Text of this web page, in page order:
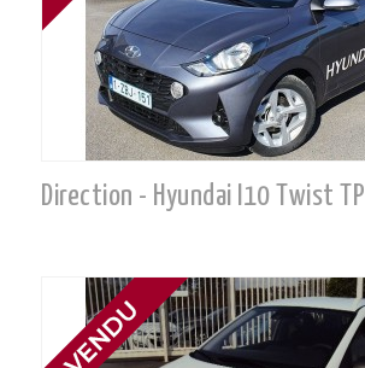
Direction - Hyundai I10 Twist TP